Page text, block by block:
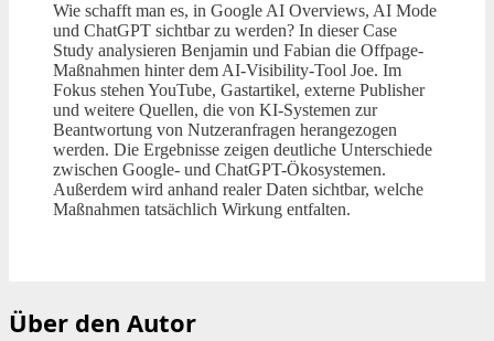
Wie schafft man es, in Google AI Overviews, AI Mode
und ChatGPT sichtbar zu werden? In dieser Case
Study analysieren Benjamin und Fabian die Offpage-
Maßnahmen hinter dem AI-Visibility-Tool Joe. Im
Fokus stehen YouTube, Gastartikel, externe Publisher
und weitere Quellen, die von KI-Systemen zur
Beantwortung von Nutzeranfragen herangezogen
werden. Die Ergebnisse zeigen deutliche Unterschiede
zwischen Google- und ChatGPT-Ökosystemen.
Außerdem wird anhand realer Daten sichtbar, welche
Maßnahmen tatsächlich Wirkung entfalten.
Über den Autor